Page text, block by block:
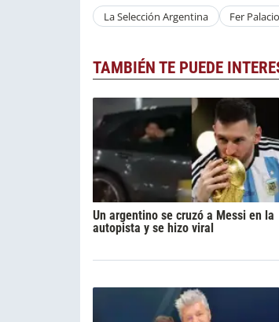
La Selección Argentina Fer Palacio
TAMBIÉN TE PUEDE
Un argentino se cruzó a Messi en la
autopista y se hizo viral